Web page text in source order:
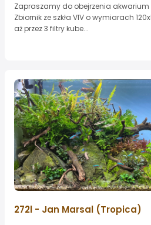
Zapraszamy do obejrzenia akwarium
Zbiornik ze szkła VIV o wymiarach
aż przez 3 filtry kube...
272l - Jan Marsal (Tropica)